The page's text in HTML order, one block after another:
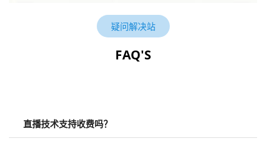
疑问解决站
FAQ'S
直播技术支持收费吗？